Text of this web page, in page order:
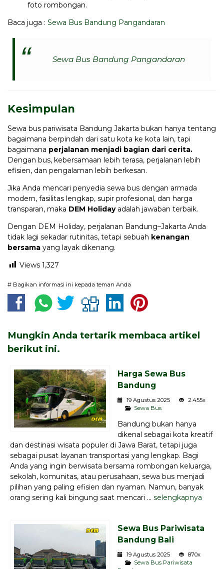
foto rombongan.
Baca juga : Sewa Bus Bandung Pangandaran
Sewa Bus Bandung Pangandaran
Kesimpulan
Sewa bus pariwisata Bandung Jakarta bukan hanya tentang
bagaimana berpindah dari satu kota ke kota lain, tapi
bagaimana perjalanan menjadi bagian dari cerita.
Dengan bus, kebersamaan lebih terasa, perjalanan lebih
efisien, dan pengalaman lebih berkesan.
Jika Anda mencari penyedia sewa bus dengan armada
modern, fasilitas lengkap, supir profesional, dan harga
transparan, maka DEM Holidayadalah jawaban terbaik.
Dengan DEM Holiday, perjalanan Bandung–Jakarta Anda
tidak lagi sekadar rutinitas, tetapi sebuah kenangan
bersama yang layak dikenang.
Views 1,327
# Bagikan informasi ini kepada teman Anda
Mungkin Anda tertarik membaca artikel
berikut ini.
Harga Sewa Bus
Bandung
19 Agustus 2025
2.455x
Sewa Bus
Bandung bukan hanya
dikenal sebagai kota kreatif
dan destinasi wisata populer di Jawa Barat, tetapi juga
sebagai pusat layanan transportasi yang lengkap. Bagi
Anda yang ingin berwisata bersama rombongan keluarga,
sekolah, komunitas, atau perusahaan, sewa bus menjadi
pilihan yang paling efisien dan nyaman. Namun, banyak
orang sering kali bingung saat mencari ... selengkapnya
Sewa Bus Pariwisata
Bandung Bali
19 Agustus 2025
870x
Sewa Bus Pariwisata